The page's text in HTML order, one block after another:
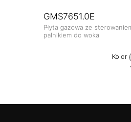
GMS7651.0E
Płyta gazowa ze
palnikiem do woka
Kolor